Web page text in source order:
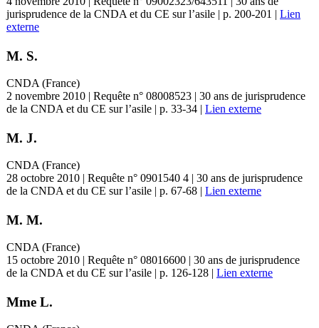
jurisprudence de la CNDA et du CE sur l’asile | p. 200-201 | Lien
externe
M. S.
CNDA (France)
2 novembre 2010 | Requête n° 08008523 | 30 ans de jurisprudence
de la CNDA et du CE sur l’asile | p. 33-34 | Lien externe
M. J.
CNDA (France)
28 octobre 2010 | Requête n° 0901540 4 | 30 ans de jurisprudence
de la CNDA et du CE sur l’asile | p. 67-68 | Lien externe
M. M.
CNDA (France)
15 octobre 2010 | Requête n° 08016600 | 30 ans de jurisprudence
de la CNDA et du CE sur l’asile | p. 126-128 | Lien externe
Mme L.